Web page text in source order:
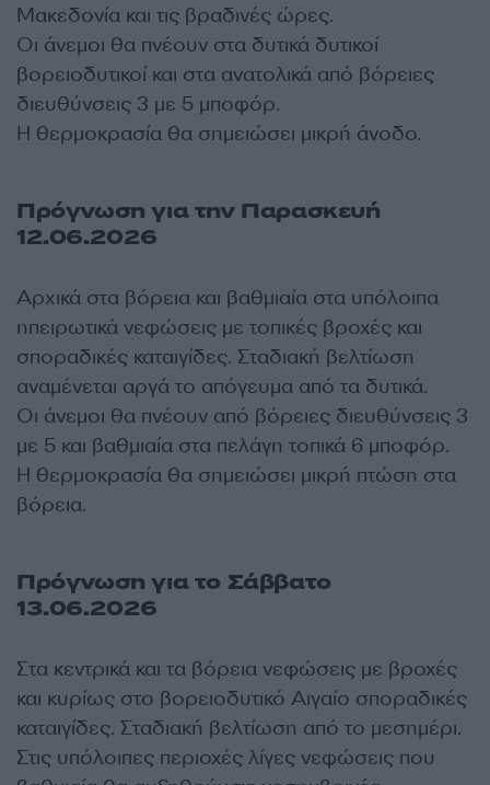
Μακεδονία και τις βραδινές ώρες.
Οι άνεμοι θα πνέουν στα δυτικά δυτικοί
βορειοδυτικοί και στα ανατολικά από βόρειες
διευθύνσεις 3 με 5 μποφόρ.
Η θερμοκρασία θα σημειώσει μικρή άνοδο.
Πρόγνωση για την Παρασκευή
12.06.2026
Αρχικά στα βόρεια και βαθμιαία στα υπόλοιπα
ηπειρωτικά νεφώσεις με τοπικές βροχές και
σποραδικές καταιγίδες. Σταδιακή βελτίωση
αναμένεται αργά το απόγευμα από τα δυτικά.
Οι άνεμοι θα πνέουν από βόρειες διευθύνσεις 3
με 5 και βαθμιαία στα πελάγη τοπικά 6 μποφόρ.
Η θερμοκρασία θα σημειώσει μικρή πτώση στα
βόρεια.
Πρόγνωση για το Σάββατο
13.06.2026
Στα κεντρικά και τα βόρεια νεφώσεις με βροχές
και κυρίως στο βορειοδυτικό Αιγαίο σποραδικές
καταιγίδες. Σταδιακή βελτίωση από το μεσημέρι.
Στις υπόλοιπες περιοχές λίγες νεφώσεις που